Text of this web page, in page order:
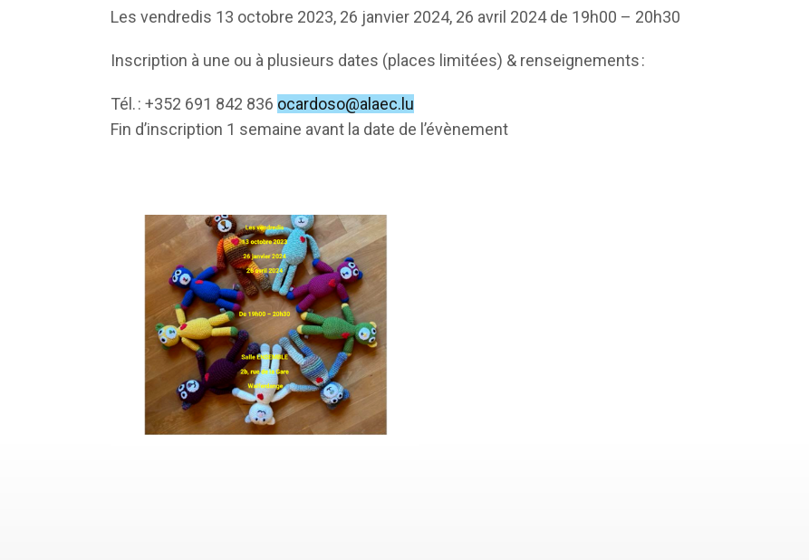
Les vendredis 13 octobre 2023, 26 janvier 2024, 26 avril 2024 de 19h00 – 20h30
Inscription à une ou à plusieurs dates (places limitées) & renseignements :
Tél. : +352 691 842 836 ocardoso@alaec.lu
Fin d’inscription 1 semaine avant la date de l’évènement